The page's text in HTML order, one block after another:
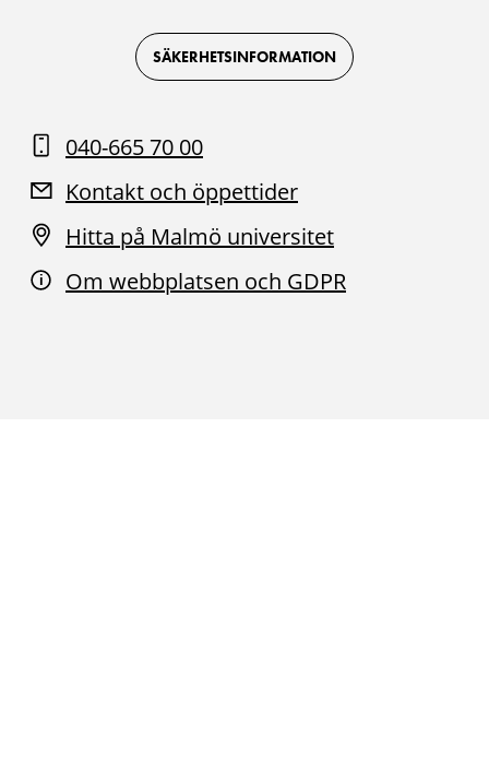
on
Facebook
on
Instagram
on
Youtube
SÄKERHETSINFORMATION
040-665 70 00
Kontakt och öppettider
Hitta på Malmö universitet
Om webbplatsen och GDPR